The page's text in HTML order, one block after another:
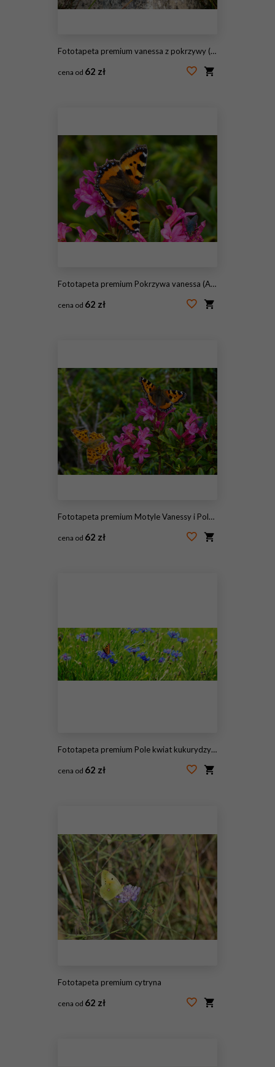
Fototapeta premium vanessa z pokrzywy (Aglais urticae) portret na skale
cena od 62 zł
Fototapeta premium Pokrzywa vanessa (Aglais urticae) na kwiatach rododendronów
cena od 62 zł
Fototapeta premium Motyle Vanessy i Polygonii na kwitnienie rododendronów (Rhododendron ferrugineum)
cena od 62 zł
Fototapeta premium Pole kwiat kukurydzy i motyl.
cena od 62 zł
Fototapeta premium cytryna
cena od 62 zł